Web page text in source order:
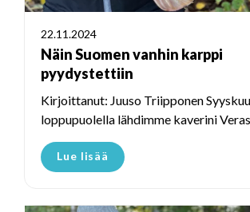
22.11.2024
Näin Suomen vanhin karppi
pyydystettiin
Kirjoittanut: Juuso Triipponen
loppupuolella lähdimme kaverini
Lue lisää